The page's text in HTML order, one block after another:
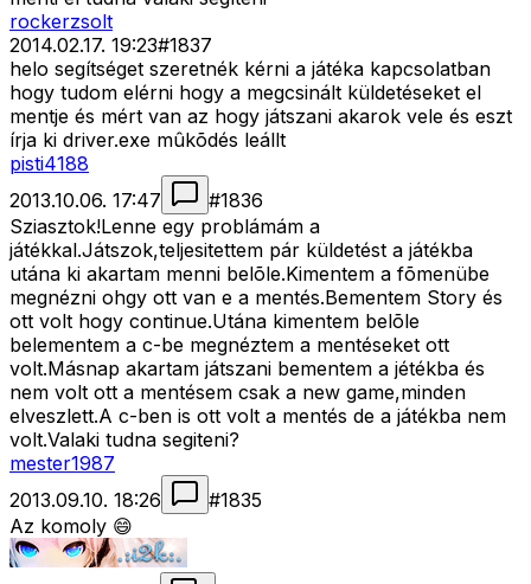
rockerzsolt
2014.02.17. 19:23#1837
helo segítséget szeretnék kérni a játéka kapcsolatban
hogy tudom elérni hogy a megcsinált küldetéseket el
mentje és mért van az hogy játszani akarok vele és eszt
írja ki driver.exe mûkõdés leállt
pisti4188
2013.10.06. 17:47
#1836
Sziasztok!Lenne egy problámám a
játékkal.Játszok,teljesitettem pár küldetést a játékba
utána ki akartam menni belõle.Kimentem a fõmenübe
megnézni ohgy ott van e a mentés.Bementem Story és
ott volt hogy continue.Utána kimentem belõle
belementem a c-be megnéztem a mentéseket ott
volt.Másnap akartam játszani bementem a jétékba és
nem volt ott a mentésem csak a new game,minden
elveszlett.A c-ben is ott volt a mentés de a játékba nem
volt.Valaki tudna segiteni?
mester1987
2013.09.10. 18:26
#1835
Az komoly 😄